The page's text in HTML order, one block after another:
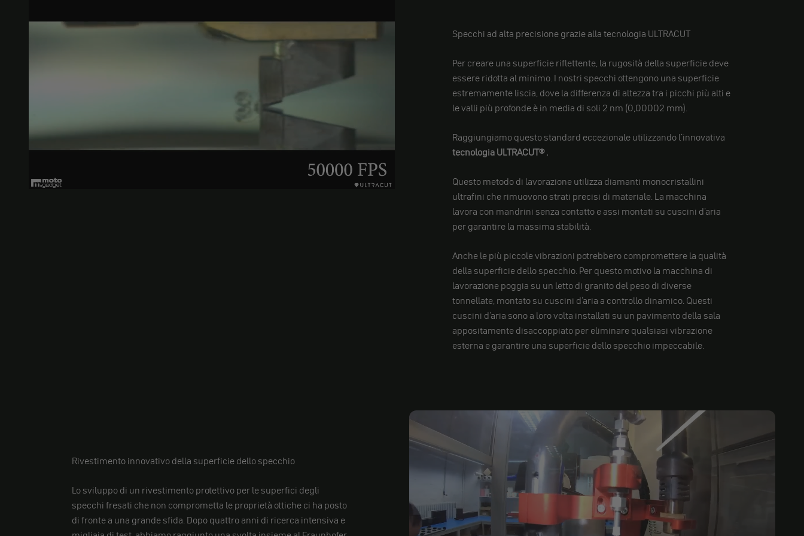
Specchi ad alta precisione grazie alla tecnologia ULTRACUT
Per creare una superficie riflettente, la rugosità della superficie deve
essere ridotta al minimo. I nostri specchi ottengono una superficie
estremamente liscia, dove la differenza di altezza tra i picchi più alti e
le valli più profonde è in media di soli 2 nm (0,00002 mm).
Raggiungiamo questo standard eccezionale utilizzando l'innovativa
tecnologiaULTRACUT®.
Questo metodo di lavorazione utilizza diamanti monocristallini
ultrafini che rimuovono strati precisi di materiale. La macchina
lavora con mandrini senza contatto e assi montati su cuscini d'aria
per garantire la massima stabilità.
Anche le più piccole vibrazioni potrebbero compromettere la qualità
della superficie dello specchio. Per questo motivo la macchina di
lavorazione poggia su un letto di granito del peso di diverse
tonnellate, montato su cuscini d'aria a controllo dinamico. Questi
cuscini d'aria sono a loro volta installati su un pavimento della sala
appositamente disaccoppiato per eliminare qualsiasi vibrazione
esterna e garantire una superficie dello specchio impeccabile.
Rivestimento innovativo della superficie dello specchio
Lo sviluppo di un rivestimento protettivo per le superfici degli
specchi fresati che non comprometta le proprietà ottiche ci ha posto
di fronte a una grande sfida. Dopo quattro anni di ricerca intensiva e